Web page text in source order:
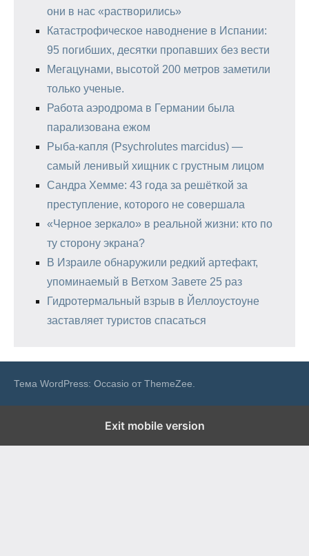
они в нас «растворились»
Катастрофическое наводнение в Испании:
95 погибших, десятки пропавших без вести
Мегацунами, высотой 200 метров заметили
только ученые.
Работа аэродрома в Германии была
парализована ежом
Рыба-капля (Psychrolutes marcidus) —
самый ленивый хищник с грустным лицом
Сандра Хемме: 43 года за решёткой за
преступление, которого не совершала
«Черное зеркало» в реальной жизни: кто по
ту сторону экрана?
В Израиле обнаружили редкий артефакт,
упоминаемый в Ветхом Завете 25 раз
Гидротермальный взрыв в Йеллоустоуне
заставляет туристов спасаться
Тема WordPress: Occasio от ThemeZee.
Exit mobile version